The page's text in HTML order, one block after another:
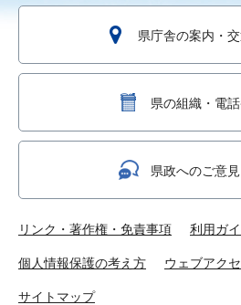
県庁舎の案内・
県の組織・電
県政へのご意
リンク・著作権・免責事項 利用ガ
個人情報保護の考え方 ウェブアク
サイトマップ